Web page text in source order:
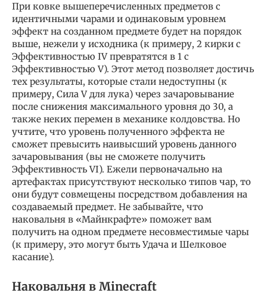
При ковке вышеперечисленных предметов с
идентичными чарами и одинаковым уровнем
эффект на созданном предмете будет на порядок
выше, нежели у исходника (к примеру, 2 кирки с
Эффективностью IV превратятся в 1 с
Эффективностью V). Этот метод позволяет достичь
тех результаты, которые стали недоступны (к
примеру, Сила V для лука) через зачаровывание
после снижения максимального уровня до 30, а
также неких перемен в механике колдовства. Но
учтите, что уровень полученного эффекта не
сможет превысить наивысший уровень данного
зачаровывания (вы не сможете получить
Эффективность VI). Ежели первоначально на
артефактах присутствуют несколько типов чар, то
они будут совмещены посредством добавления на
создаваемый предмет. Не забывайте, что
наковальня в «Майнкрафте» поможет вам
получить на одном предмете несовместимые чары
(к примеру, это могут быть Удача и Шелковое
касание).
Наковальня в Minecraft